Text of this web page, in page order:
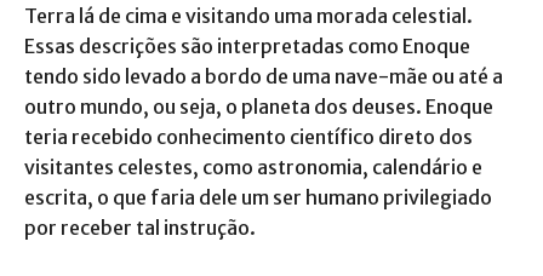
Terra lá de cima e visitando uma morada celestial.
Essas descrições são interpretadas como Enoque
tendo sido levado a bordo de uma nave-mãe ou até a
outro mundo, ou seja, o planeta dos deuses. Enoque
teria recebido conhecimento científico direto dos
visitantes celestes, como astronomia, calendário e
escrita, o que faria dele um ser humano privilegiado
por receber tal instrução.